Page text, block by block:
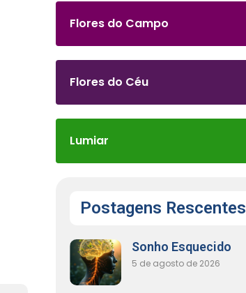
Flores do Campo
Flores do Céu
Lumiar
Postagens Rescentes
Sonho Esquecido
5 de agosto de 2026